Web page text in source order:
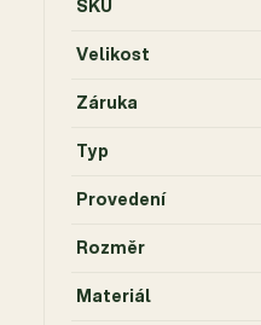
SKU
Velikost
Záruka
Typ
Provedení
Rozměr
Materiál